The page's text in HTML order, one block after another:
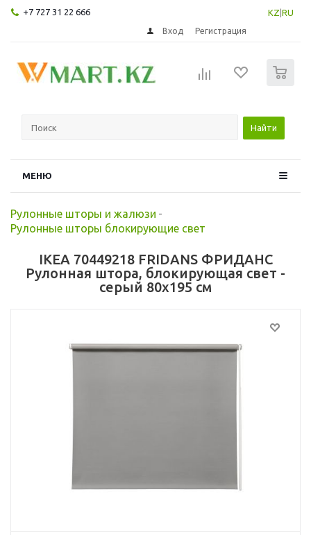
+7 727 31 22 666 KZ RU
Вход Регистрация
Найти
МЕНЮ
Рулонные шторы и жалюзи -
Рулонные шторы блокирующие свет
IKEA 70449218 FRIDANS ФРИДАНС
Рулонная штора, блокирующая свет -
серый 80x195 см